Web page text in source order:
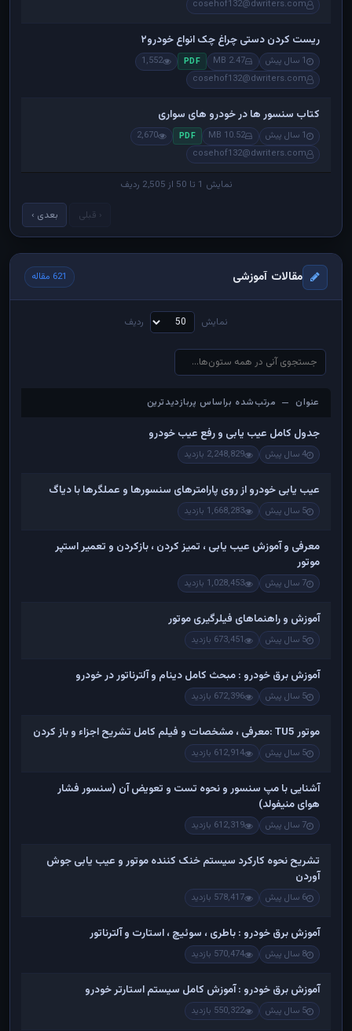
cosehof132@dwriters.com
ریست کردن دستی چراغ چک انواع خودرو۲
1 سال پیش 2.47 MB
PDF
1,552
cosehof132@dwriters.com
کتاب سنسور ها در خودرو های سواری
1 سال پیش 10.52 MB
PDF
2,670
cosehof132@dwriters.com
نمایش 1 تا 50 از 2,505 ردیف
‹ قبلی بعدی ›
مقالات آموزشی 621 مقاله
نمایش ردیف
عنوان — مرتب‌شده براساس پربازدیدترین
عنوان — مرتب‌شده براساس پربازدیدترین
جدول کامل عیب یابی و رفع عیب خودرو
4 سال پیش 2,248,829 بازدید
عیب یابی خودرو از روی پارامترهای سنسورها و عملگرها با دیاگ
5 سال پیش 1,668,283 بازدید
معرفی و آموزش عیب یابی ، تمیز کردن ، بازکردن و تعمیر استپر
موتور
7 سال پیش 1,028,453 بازدید
آموزش و راهنماهای فیلرگیری موتور
5 سال پیش 673,451 بازدید
آموزش برق خودرو : مبحث کامل دینام و آلترناتور در خودرو
5 سال پیش 672,396 بازدید
موتور TU5 :معرفی ، مشخصات و فیلم کامل تشریح اجزاء و باز کردن
5 سال پیش 612,914 بازدید
آشنایی با مپ سنسور و نحوه تست و تعویض آن (سنسور فشار
هوای منیفولد)
7 سال پیش 612,319 بازدید
تشریح نحوه کارکرد سیستم خنک کننده موتور و عیب یابی جوش
آوردن
6 سال پیش 578,417 بازدید
آموزش برق خودرو : باطری ، سوئیچ ، استارت و آلترناتور
8 سال پیش 570,474 بازدید
آموزش برق خودرو : آموزش کامل سیستم استارتر خودرو
5 سال پیش 550,322 بازدید